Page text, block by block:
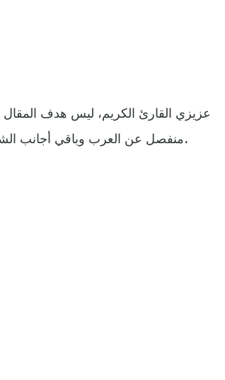
عزيزي القارئ الكريم، ليس هدف
منفصل عن العرب وباقي أجانب الشرق، وذلك لتعزيز العمق الذي نحن أشد الحاجة إليه الآن.